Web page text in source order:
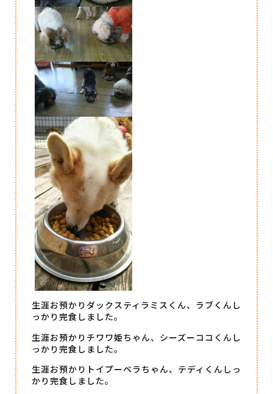
生涯お預かりダックスティラミスくん、ラブくんし
っかり完食しました。
生涯お預かりチワワ姫ちゃん、シーズーココくんし
っかり完食しました。
生涯お預かりトイプーベラちゃん、テディくんしっ
かり完食しました。